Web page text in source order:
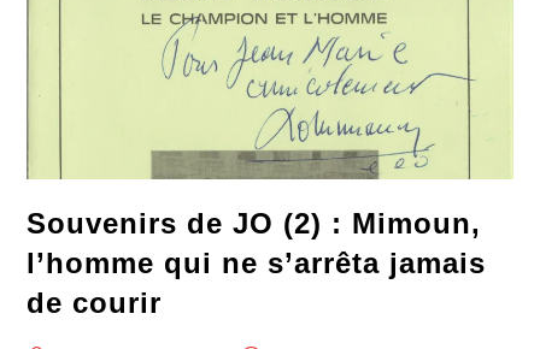
Souvenirs de JO (2) : Mimoun,
l’homme qui ne s’arrêta jamais
de courir